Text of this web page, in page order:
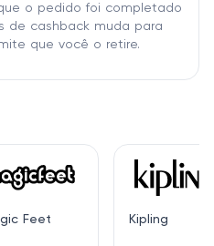
Feet Kipling
o pedido foi completado
de cashback muda para
que você o retire.